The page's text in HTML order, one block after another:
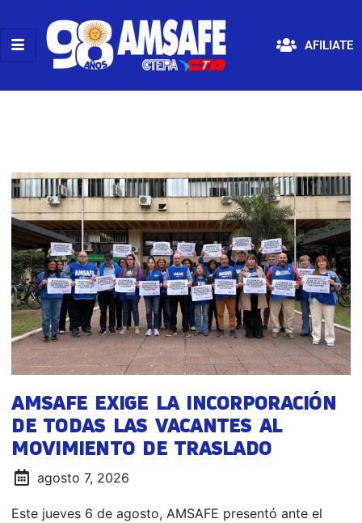
AFILIATE
AMSAFE EXIGE LA INCORPORACIÓN
DE TODAS LAS VACANTES AL
MOVIMIENTO DE TRASLADO
agosto 7, 2026
Este jueves 6 de agosto, AMSAFE presentó ante el